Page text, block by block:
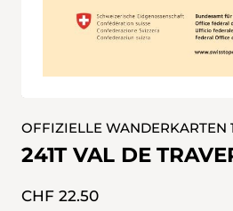
OFFIZIELLE WANDERKARTEN
241T VAL DE
CHF 22.50